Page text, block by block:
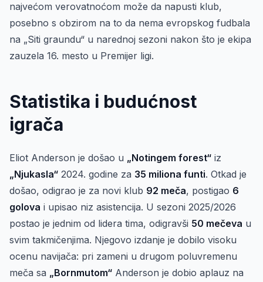
najvećom verovatnoćom može da napusti klub,
posebno s obzirom na to da nema evropskog fudbala
na „Siti graundu“ u narednoj sezoni nakon što je ekipa
zauzela 16. mesto u Premijer ligi.
Statistika i budućnost
igrača
Eliot Anderson je došao u „Notingem forest“ iz
„Njukasla“ 2024. godine za 35 miliona funti. Otkad je
došao, odigrao je za novi klub 92 meča, postigao 6
golova i upisao niz asistencija. U sezoni 2025/2026
postao je jednim od lidera tima, odigravši 50 mečeva u
svim takmičenjima. Njegovo izdanje je dobilo visoku
ocenu navijača: pri zameni u drugom poluvremenu
meča sa „Bornmutom“ Anderson je dobio aplauz na